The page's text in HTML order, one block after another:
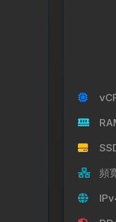
頻